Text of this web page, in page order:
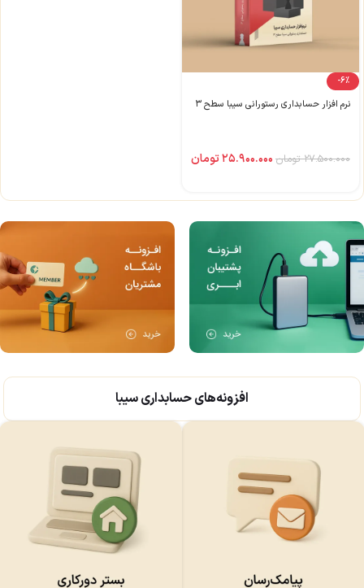
-6%
نرم افزار حسابداری رستورانی سیبا سطح ۳
۲۷.۵۰۰.۰۰۰ تومان ۲۵.۹۰۰.۰۰۰تومان
افزونه‌های حسابداری سیبا